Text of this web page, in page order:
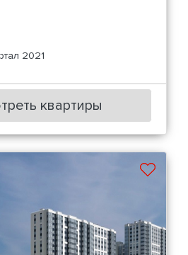
2021
квартиры